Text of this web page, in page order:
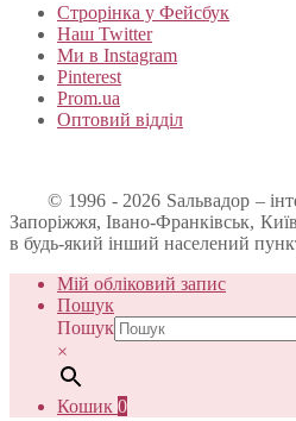
Строрінка у Фейсбук
Наш Twitter
Ми в Instagram
Pinterest
Prom.ua
Оптовий відділ
© 1996 - 2026 Sальвадор –
Запоріжжя, Івано-Франківськ,
в будь-який інший населений
Мій обліковий запис
Пошук
Пошук
×
Кошик 0